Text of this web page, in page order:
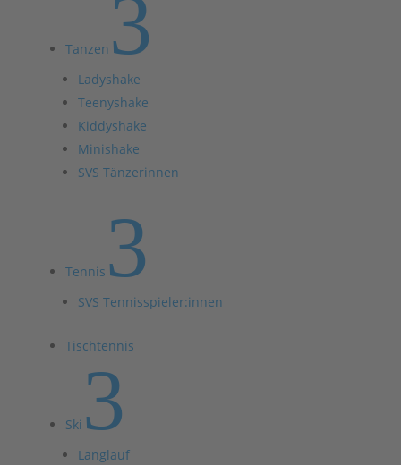
Tanzen 3
Ladyshake
Teenyshake
Kiddyshake
Minishake
SVS Tänzerinnen
Tennis 3
SVS Tennisspieler:innen
Tischtennis
Ski 3
Langlauf